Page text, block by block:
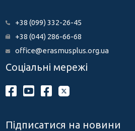
+38 (099) 332-26-45
+38 (044) 286-66-68
office@erasmusplus.org.ua
Соціальні мережі
Підписатися на новини